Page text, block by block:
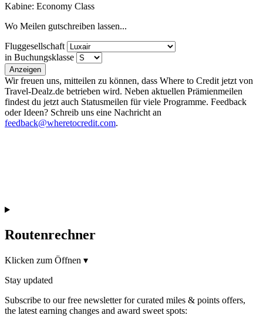
Kabine: Economy Class
Wo Meilen gutschreiben lassen...
Fluggesellschaft
in Buchungsklasse
Anzeigen
Wir freuen uns, mitteilen zu können, dass Where to Credit jetzt von
Travel-Dealz.de betrieben wird. Neben aktuellen Prämienmeilen
findest du jetzt auch Statusmeilen für viele Programme. Feedback
oder Ideen? Schreib uns eine Nachricht an
feedback@wheretocredit.com.
Routenrechner
Klicken zum Öffnen ▾
Stay updated
Subscribe to our free newsletter for curated miles & points offers,
the latest earning changes and award sweet spots: